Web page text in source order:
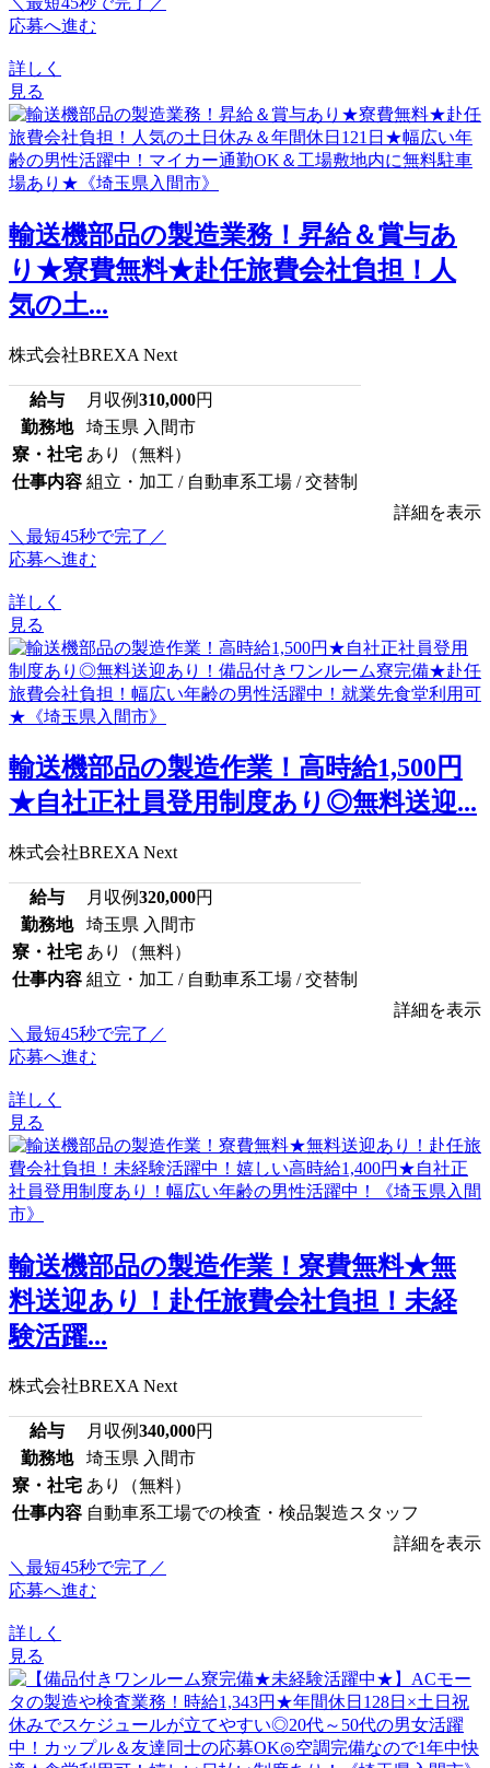
応募へ進む
詳しく
見る
輸送機部品の製造業務！昇給＆賞与あ
り★寮費無料★赴任旅費会社負担！人
気の土...
株式会社BREXA Next
給与 月収例310,000円
勤務地
埼玉県 入間市
寮・社宅 あり（無料）
仕事内容 組立・加工 / 自動車系工場 / 交替制
詳細を表示
＼最短45秒で完了／
応募へ進む
詳しく
見る
輸送機部品の製造作業！高時給1,500円
★自社正社員登用制度あり◎無料送迎...
株式会社BREXA Next
給与 月収例320,000円
勤務地
埼玉県 入間市
寮・社宅 あり（無料）
仕事内容 組立・加工 / 自動車系工場 / 交替制
詳細を表示
＼最短45秒で完了／
応募へ進む
詳しく
見る
輸送機部品の製造作業！寮費無料★無
料送迎あり！赴任旅費会社負担！未経
験活躍...
株式会社BREXA Next
給与 月収例340,000円
勤務地
埼玉県 入間市
寮・社宅 あり（無料）
仕事内容 自動車系工場での検査・検品製造スタッフ
詳細を表示
＼最短45秒で完了／
応募へ進む
詳しく
見る